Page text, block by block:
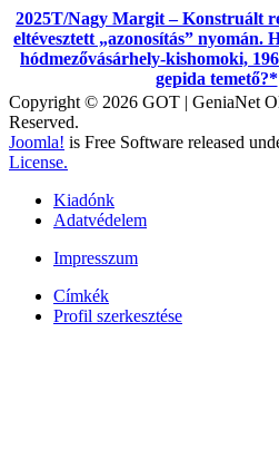
2025T/Nagy Margit – Konstruált
eltévesztett „azonosítás” nyomán.
hódmezővásárhely-kishomoki,
gepida temető?*
Copyright © 2026 GOT | GeniaNet
Reserved.
Joomla! is Free Software released
License.
Kiadónk
Adatvédelem
Impresszum
Címkék
Profil szerkesztése